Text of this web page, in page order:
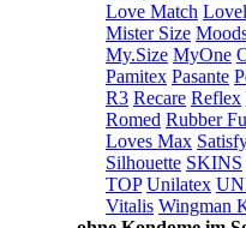
Love Match
Mister Size
My.Size MyOne
Pamitex Pasante
R3 Recare Reflex
Romed Rubber
Loves Max
Silhouette SKINS
TOP Unilatex
Vitalis Wingman